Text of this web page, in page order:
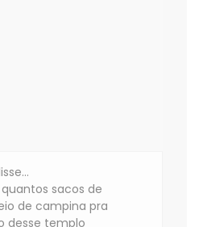
sacos de
de campina pra
desse templo